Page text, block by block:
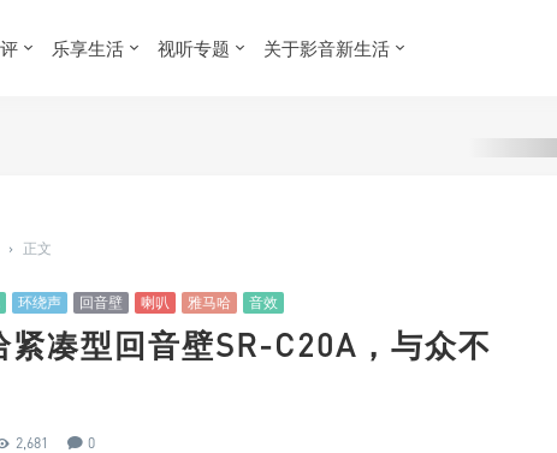
乐享生活 视听专题 关于影音新生活
› 正文
环绕声 回音壁 喇叭 雅马哈 音效
凑型回音壁SR-C20A，与众不
2,681 0